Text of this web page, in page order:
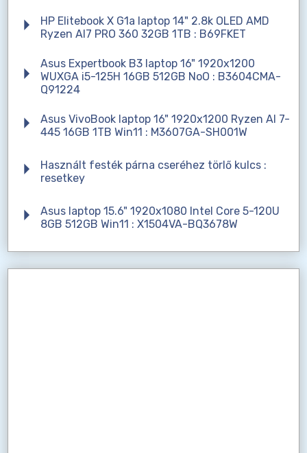
HP Elitebook X G1a laptop 14" 2.8k OLED AMD
Ryzen AI7 PRO 360 32GB 1TB : B69FKET
Asus Expertbook B3 laptop 16" 1920x1200
WUXGA i5-125H 16GB 512GB NoO : B3604CMA-
Q91224
Asus VivoBook laptop 16" 1920x1200 Ryzen AI 7-
445 16GB 1TB Win11 : M3607GA-SH001W
Használt festék párna cseréhez törlő kulcs :
resetkey
Asus laptop 15.6" 1920x1080 Intel Core 5-120U
8GB 512GB Win11 : X1504VA-BQ3678W